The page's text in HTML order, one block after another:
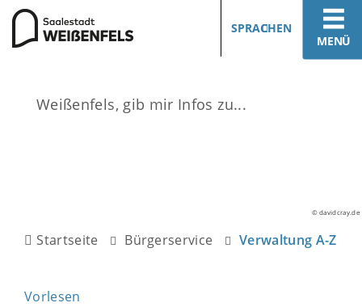
MENÜ
SPRACHEN
© davidcray.de
Startseite Bürgerservice Verwaltung A-Z
Vorlesen